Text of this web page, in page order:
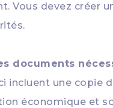
Vous devez créer
documents
incluent une copie
économique et